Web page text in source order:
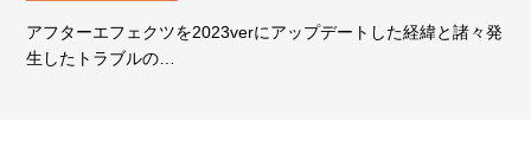
アフターエフェクツを2023verにアップデートした経緯と諸々発
生したトラブルの…